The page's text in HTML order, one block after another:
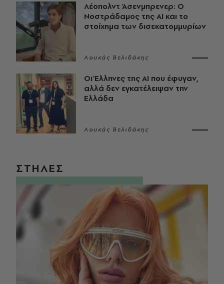
Λέοπολντ Άσενμπρενερ: Ο
Νοστράδαμος της AI και το
στοίχημα των δισεκατομμυρίων
Λουκάς Βελιδάκης
Οι Έλληνες της ΑΙ που έφυγαν,
αλλά δεν εγκατέλειψαν την
Ελλάδα
Λουκάς Βελιδάκης
ΣΤΗΛΕΣ